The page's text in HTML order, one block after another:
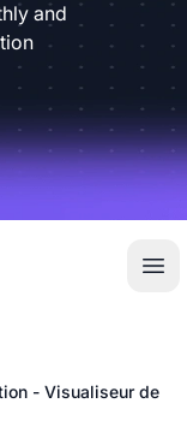
and
- Visualiseur de